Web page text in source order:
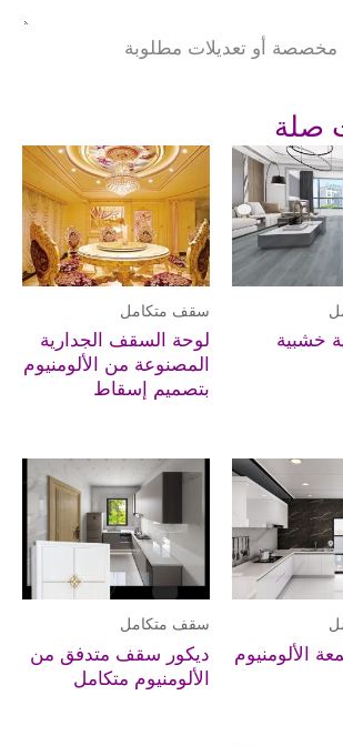
أو تعديلات مطلوبة
صلة
خشبية
سقف متكامل
لوحة السقف الجدارية
المصنوعة من الألومنيوم
بتصميم إسقاط
الألومنيوم
سقف متكامل
ديكور سقف متدفق من
الألومنيوم متكامل